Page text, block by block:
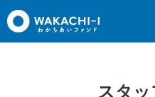
スタ